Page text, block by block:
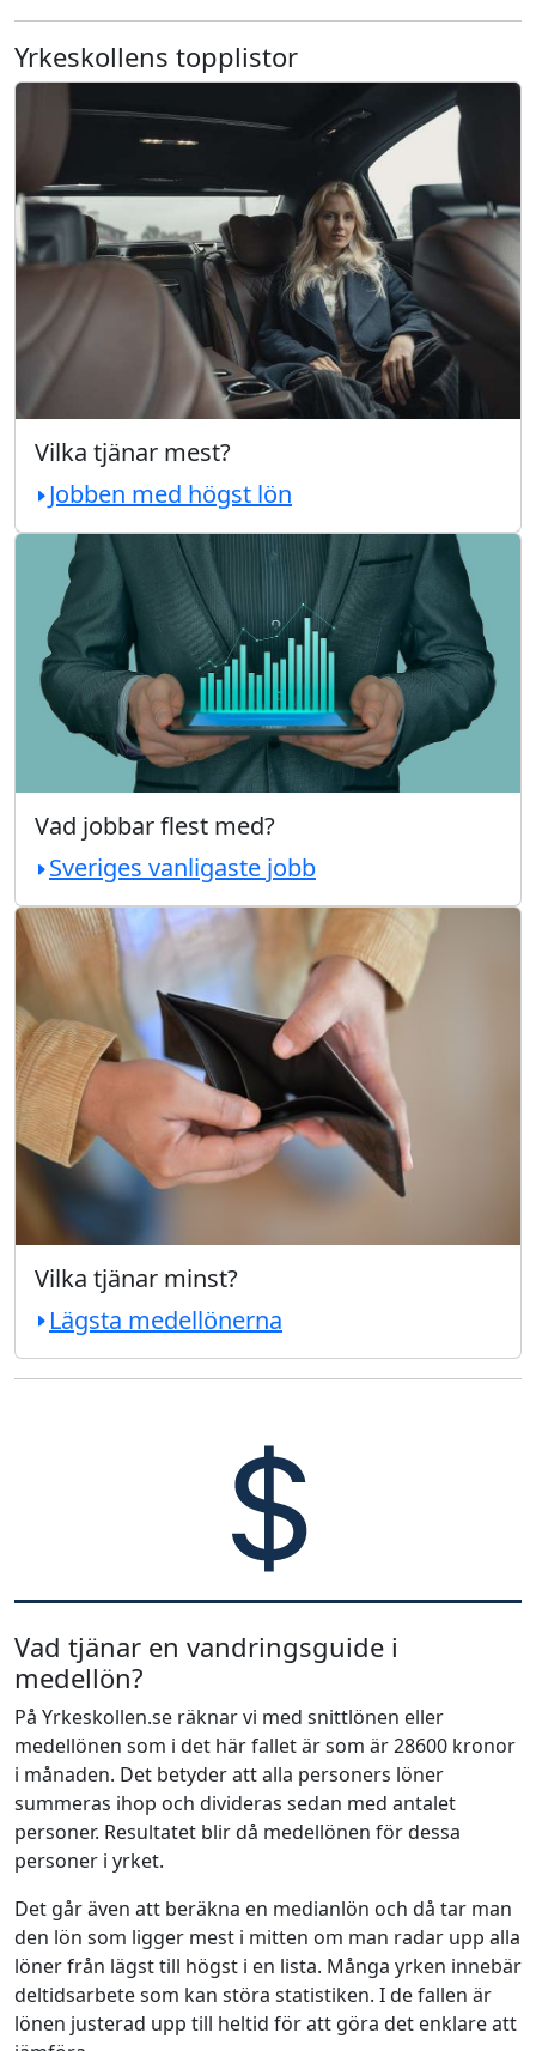
Yrkeskollens topplistor
Vilka tjänar mest?
Jobben med högst lön
Vad jobbar flest med?
Sveriges vanligaste jobb
Vilka tjänar minst?
Lägsta medellönerna
Vad tjänar en vandringsguide i
medellön?
På Yrkeskollen.se räknar vi med snittlönen eller
medellönen som i det här fallet är som är 28600 kronor
i månaden. Det betyder att alla personers löner
summeras ihop och divideras sedan med antalet
personer. Resultatet blir då medellönen för dessa
personer i yrket.
Det går även att beräkna en medianlön och då tar man
den lön som ligger mest i mitten om man radar upp alla
löner från lägst till högst i en lista. Många yrken innebär
deltidsarbete som kan störa statistiken. I de fallen är
lönen justerad upp till heltid för att göra det enklare att